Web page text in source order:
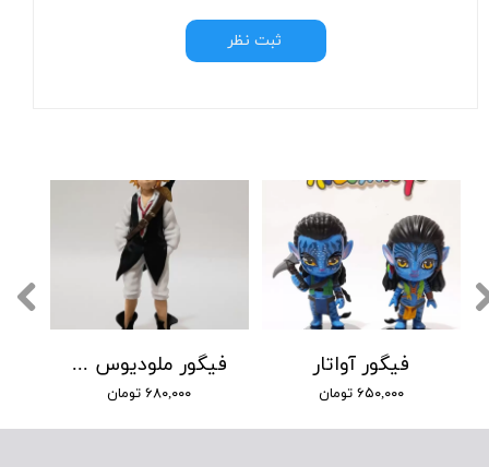
ثبت نظر
فیگور ملودیوس انیمه هفت گناه کبیره
۶۸۰,۰۰۰ تومان
فیگور آواتار
۶۵۰,۰۰۰ تومان